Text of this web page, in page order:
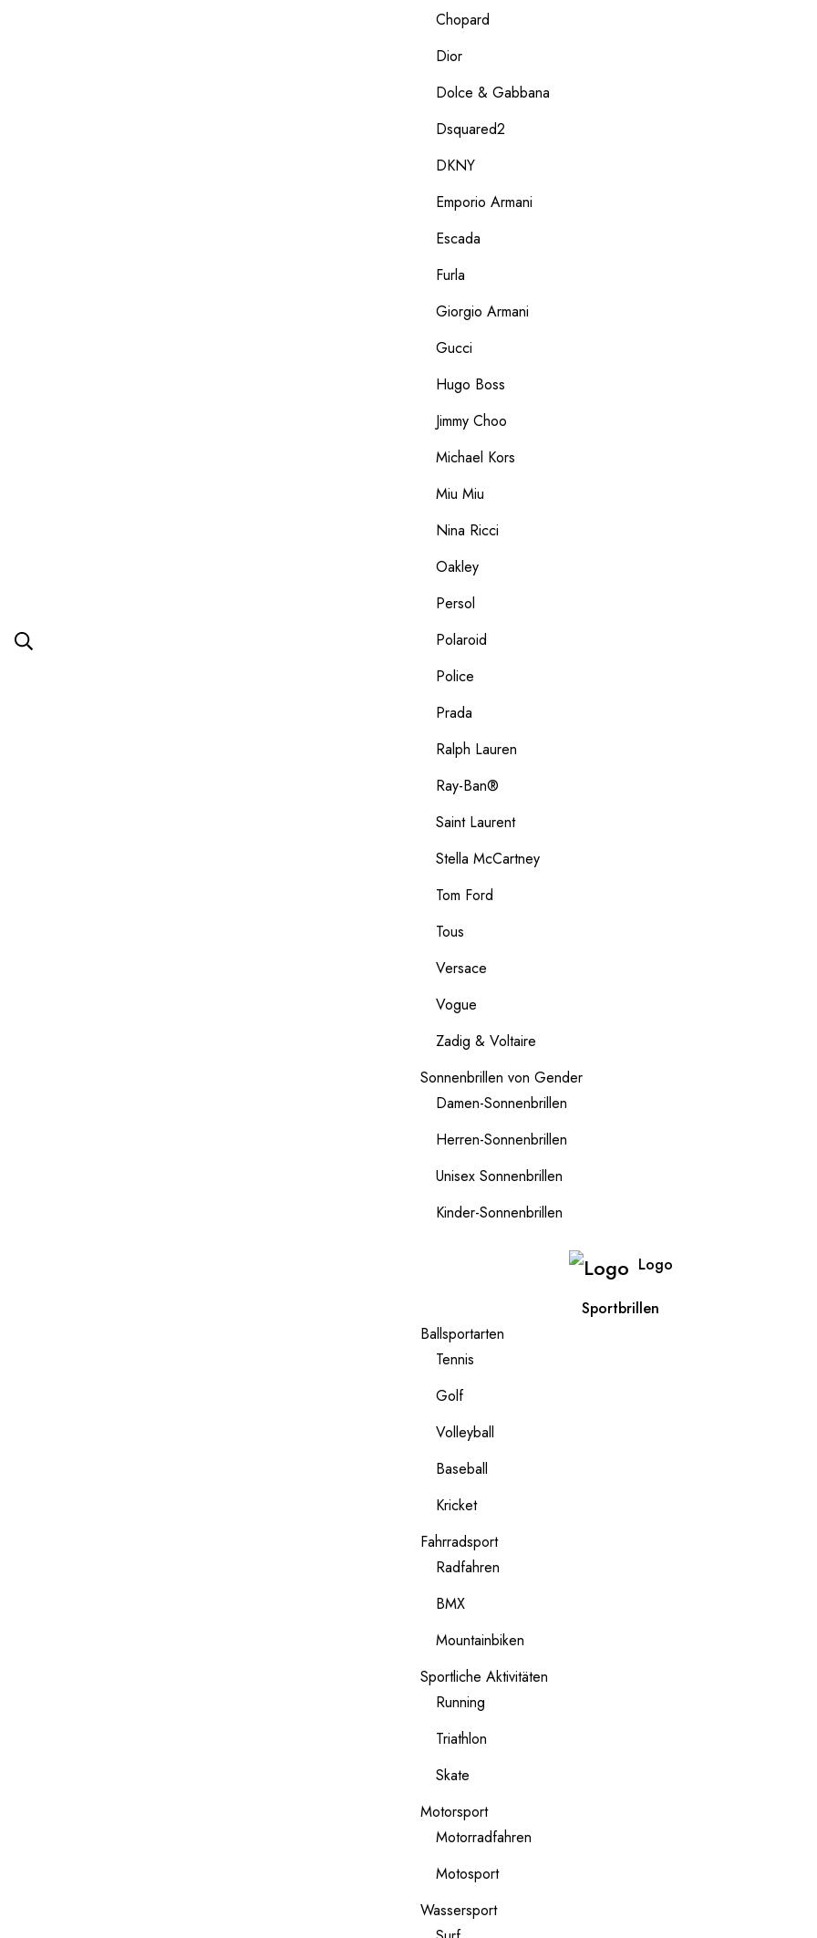
Chopard
Dior
Dolce & Gabbana
Dsquared2
DKNY
Emporio Armani
Escada
Furla
Giorgio Armani
Gucci
Hugo Boss
Jimmy Choo
Michael Kors
Miu Miu
Nina Ricci
Oakley
Persol
Polaroid
Police
Prada
Ralph Lauren
Ray-Ban®
Saint Laurent
Stella McCartney
Tom Ford
Tous
Versace
Vogue
Zadig & Voltaire
Sonnenbrillen von Gender
Damen-Sonnenbrillen
Herren-Sonnenbrillen
Unisex Sonnenbrillen
Kinder-Sonnenbrillen
Logo
Sportbrillen
Ballsportarten
Tennis
Golf
Volleyball
Baseball
Kricket
Fahrradsport
Radfahren
BMX
Mountainbiken
Sportliche Aktivitäten
Running
Triathlon
Skate
Motorsport
Motorradfahren
Motosport
Wassersport